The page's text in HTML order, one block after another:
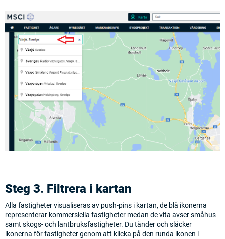
Steg 3. Filtrera i kartan
Alla fastigheter visualiseras av push-pins i kartan, de blå ikonerna
representerar kommersiella fastigheter medan de vita avser småhus
samt skogs- och lantbruksfastigheter. Du tänder och släcker
ikonerna för fastigheter genom att klicka på den runda ikonen i